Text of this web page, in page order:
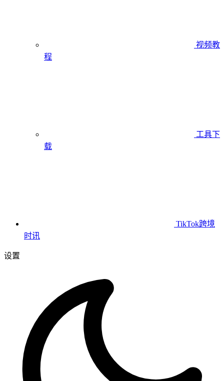
视频教
程
工具下
载
TikTok跨境
时讯
设置